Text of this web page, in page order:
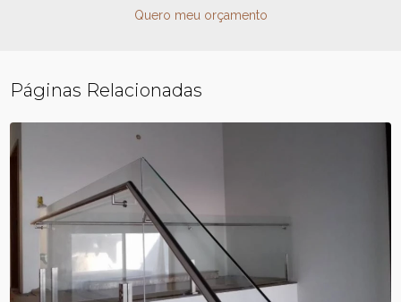
Quero meu orçamento
Páginas Relacionadas